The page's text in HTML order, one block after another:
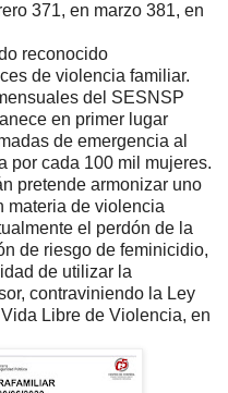
371, en marzo 381, en
reconocido
de violencia familiar.
del SESNSP
en primer lugar
de emergencia al
por cada 100 mil mujeres.
pretende armonizar uno
materia de violencia
el perdón de la
de riesgo de feminicidio,
de utilizar la
contraviniendo la Ley
Libre de Violencia, en